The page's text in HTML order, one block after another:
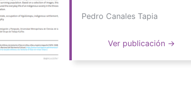
Pedro Canales Tapia
Ver publicación →